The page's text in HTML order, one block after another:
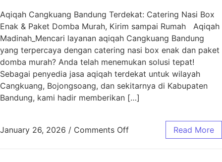
Aqiqah Cangkuang Bandung Terdekat: Catering Nasi Box
Enak & Paket Domba Murah, Kirim sampai Rumah Aqiqah
Madinah_Mencari layanan aqiqah Cangkuang Bandung
yang terpercaya dengan catering nasi box enak dan paket
domba murah? Anda telah menemukan solusi tepat!
Sebagai penyedia jasa aqiqah terdekat untuk wilayah
Cangkuang, Bojongsoang, dan sekitarnya di Kabupaten
Bandung, kami hadir memberikan […]
January 26, 2026 / Comments Off Read More